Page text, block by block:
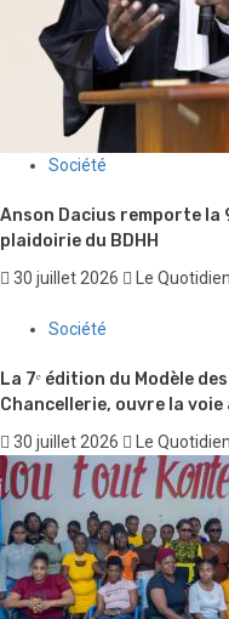
Société
Anson Dacius remporte la
plaidoirie du BDHH
30 juillet 2026 Le
Société
La 7ᵉ édition du Modèle
Chancellerie, ouvre la
30 juillet 2026 Le